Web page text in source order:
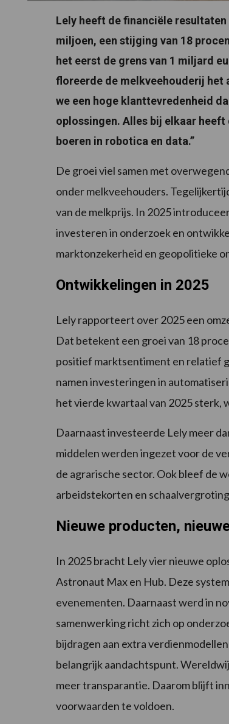
Lely heeft de financiële
miljoen, een stijging van 18
het eerst de grens van 1 miljard
floreerde de melkveehouderij het
we een hoge klanttevredenheid
oplossingen. Alles bij elkaar
boeren in robotica en data.”
De groei viel samen met
onder melkveehouders.
van de melkprijs. In 2025
investeren in onderzoek en
marktonzekerheid en geopolitieke
Ontwikkelingen in 2025
Lely rapporteert over 2025 een
Dat betekent een groei van 18
positief marktsentiment en relatief
namen investeringen in
het vierde kwartaal van 2025 sterk,
Daarnaast investeerde Lely meer
middelen werden ingezet voor de
de agrarische sector. Ook bleef de
arbeidstekorten en
Nieuwe producten,
In 2025 bracht Lely vier nieuwe
Astronaut Max en Hub. Deze
evenementen. Daarnaast werd in
samenwerking richt zich op
bijdragen aan extra
belangrijk aandachtspunt.
meer transparantie. Daarom blijft
voorwaarden te voldoen.